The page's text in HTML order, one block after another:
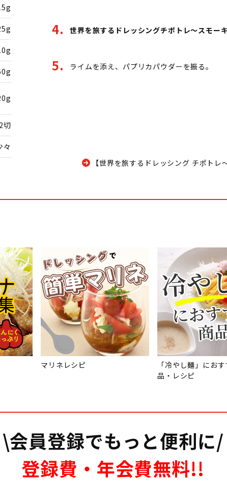
2切
々
世界を旅するドレッシングチポトレ～スモー
ライムを添え、パプリカパウダーを振る。
【世界を旅するドレッシング チポト
マリネレシピ
「冷やし麺」にお
品・レシピ
\会員登録でもっと便利に/
登録費・年会費無料!!